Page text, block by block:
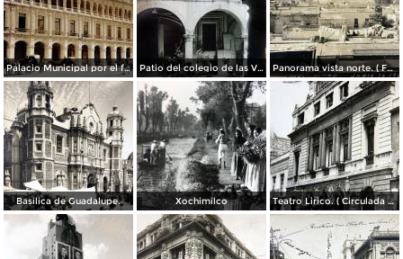
Palacio Municipal por el fotografo Hugo Brehme.. Patio del colegio de las Vizcainas por el fotografo Hugo Brehme. Panorama vista norte. ( Fechada el 20 de Junio de 1905 ).
Basilica de Guadalupe. Xochimilco Teatro Lirico. ( Circulada el 1 de Agosto de 1926 ).